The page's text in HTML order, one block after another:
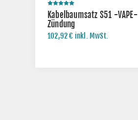
Kabelbaumsatz S51 -VAPE-
Zündung
102,92 € inkl. MwSt.